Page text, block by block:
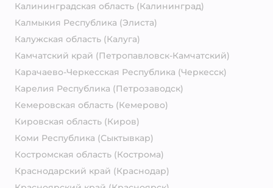
Калининградская область (Калининград)
Калмыкия Республика (Элиста)
Калужская область (Калуга)
Камчатский край (Петропавловск-Камчатский)
Карачаево-Черкесская Республика (Черкесск)
Карелия Республика (Петрозаводск)
Кемеровская область (Кемерово)
Кировская область (Киров)
Коми Республика (Сыктывкар)
Костромская область (Кострома)
Краснодарский край (Краснодар)